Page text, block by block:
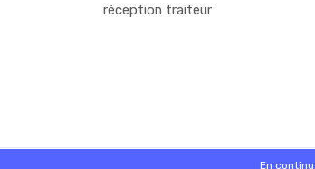
réception traiteur
SaasFood -
En